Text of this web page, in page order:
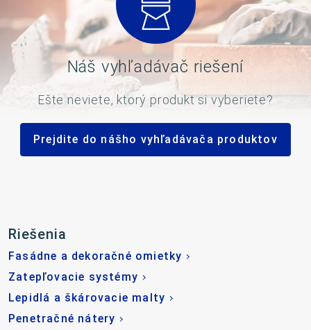
Náš vyhľadávač riešení
Ešte neviete, ktorý produkt si vyberiete?
Prejdite do nášho vyhľadávača produktov
Riešenia
Fasádne a dekoračné omietky
Zatepľovacie systémy
Lepidlá a škárovacie malty
Penetračné nátery